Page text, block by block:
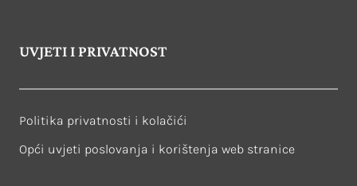
UVJETI I PRIVATNOST
Politika privatnosti i kolačići
Opći uvjeti poslovanja i korištenja web stranice